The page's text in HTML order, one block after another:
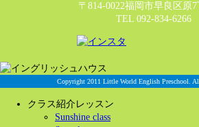
〒814-0022福岡市早良区原
TEL 092-834-6266
Copyright 2011 Little World English Preschool.
クラス紹介レッスン
Sunshine class